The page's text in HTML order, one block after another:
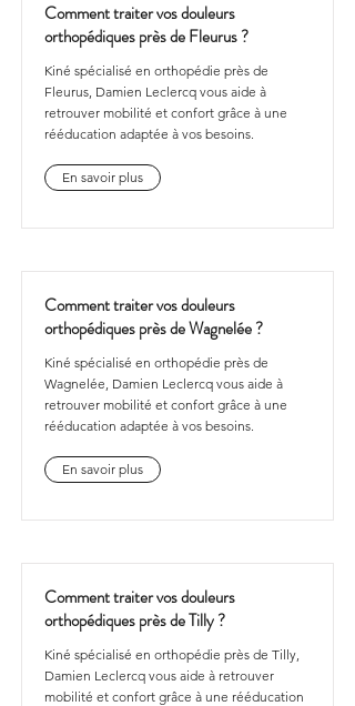
Comment traiter vos douleurs
orthopédiques près de Fleurus ?
Kiné spécialisé en orthopédie près de
Fleurus, Damien Leclercq vous aide à
retrouver mobilité et confort grâce à une
rééducation adaptée à vos besoins.
En savoir plus
Comment traiter vos douleurs
orthopédiques près de Wagnelée ?
Kiné spécialisé en orthopédie près de
Wagnelée, Damien Leclercq vous aide à
retrouver mobilité et confort grâce à une
rééducation adaptée à vos besoins.
En savoir plus
Comment traiter vos douleurs
orthopédiques près de Tilly ?
Kiné spécialisé en orthopédie près de Tilly,
Damien Leclercq vous aide à retrouver
mobilité et confort grâce à une rééducation